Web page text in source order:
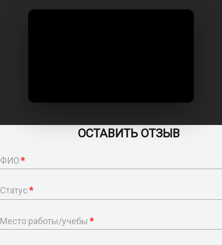
ОСТАВИТЬ ОТЗЫВ
ФИО*
Статус*
Место работы/учебы *